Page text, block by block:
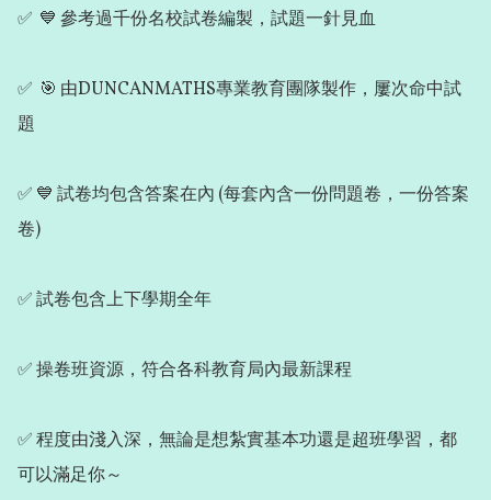
✅  💙 參考過千份名校試卷編製，試題一針見血
✅  🎯 由DUNCANMATHS專業教育團隊製作，屢次命中試
題
✅ 💙 試卷均包含答案在內 (每套內含一份問題卷，一份答案
卷)
✅ 試卷包含上下學期全年
✅ 操卷班資源，符合各科教育局內最新課程
✅ 程度由淺入深，無論是想紮實基本功還是超班學習，都
可以滿足你～